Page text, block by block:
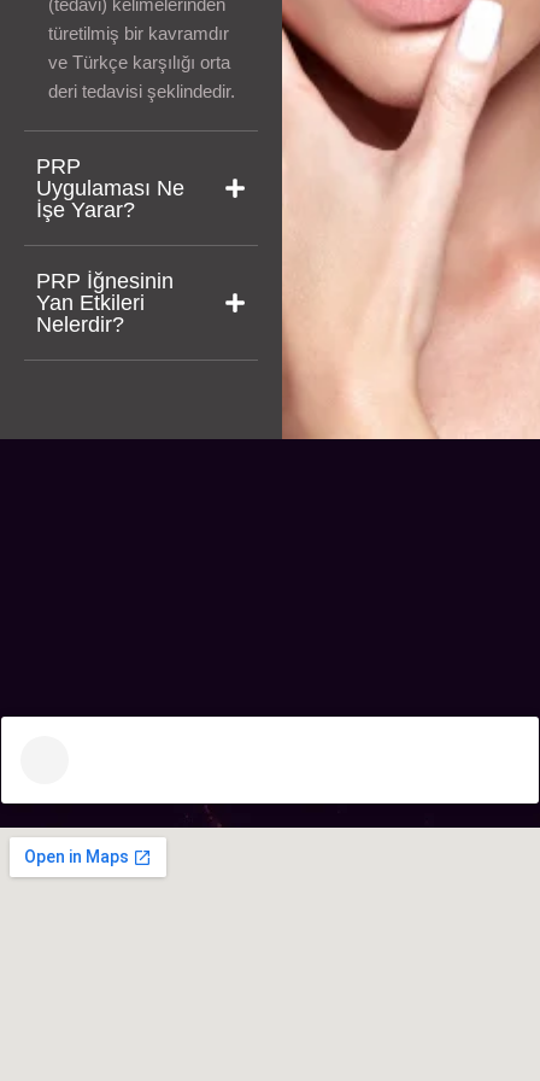
(tedavi) kelimelerinden
türetilmiş bir kavramdır
ve Türkçe karşılığı orta
deri tedavisi şeklindedir.
PRP
Uygulaması Ne
İşe Yarar?
PRP İğnesinin
Yan Etkileri
Nelerdir?